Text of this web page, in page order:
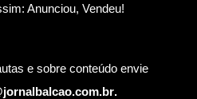
Anunciou, Vendeu!
e sobre conteúdo envie
.